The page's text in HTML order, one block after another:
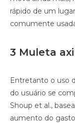
rápido de um
comumente
3 Muleta
Entretanto o uso
do usuário se
Shoup et al.,
aumento do